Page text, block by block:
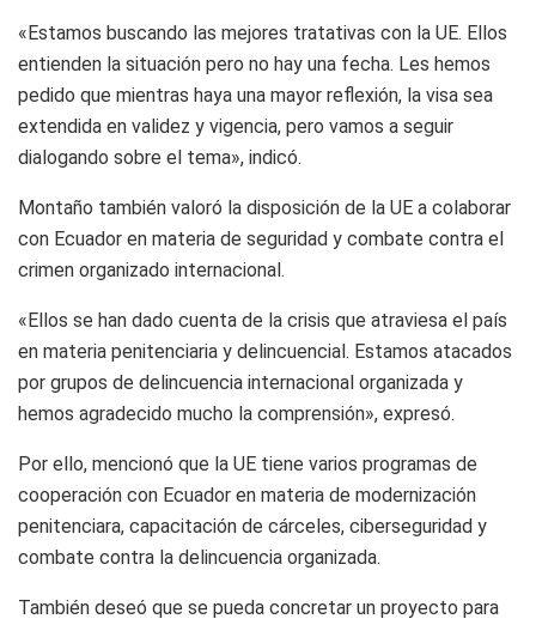
«Estamos buscando las mejores tratativas con la UE. Ellos
entienden la situación pero no hay una fecha. Les hemos
pedido que mientras haya una mayor reflexión, la visa sea
extendida en validez y vigencia, pero vamos a seguir
dialogando sobre el tema», indicó.
Montaño también valoró la disposición de la UE a colaborar
con Ecuador en materia de seguridad y combate contra el
crimen organizado internacional.
«Ellos se han dado cuenta de la crisis que atraviesa el país
en materia penitenciaria y delincuencial. Estamos atacados
por grupos de delincuencia internacional organizada y
hemos agradecido mucho la comprensión», expresó.
Por ello, mencionó que la UE tiene varios programas de
cooperación con Ecuador en materia de modernización
penitenciara, capacitación de cárceles, ciberseguridad y
combate contra la delincuencia organizada.
También deseó que se pueda concretar un proyecto para